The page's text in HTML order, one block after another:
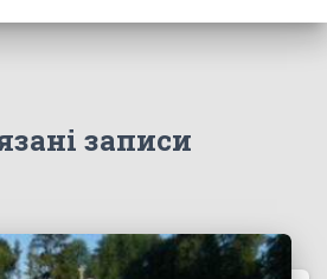
записи